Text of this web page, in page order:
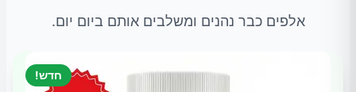
אלפים כבר נהנים ומשלבים אותם ביום יום.
חדש!